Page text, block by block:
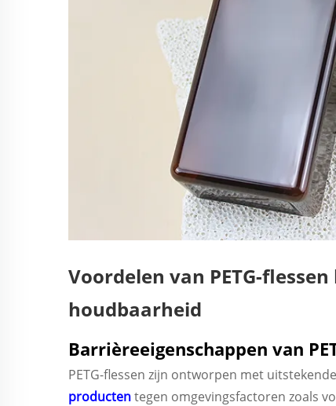
Voordelen van PETG-
houdbaarheid
Barrièreeigenschappen van
PETG-flessen zijn ontworpen met
productentegen omgevingsfactoren zoals